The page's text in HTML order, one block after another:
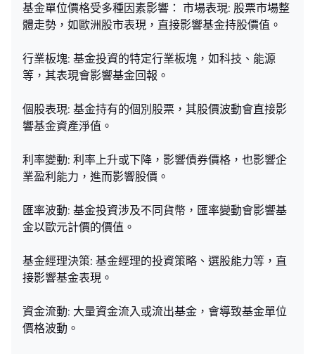
基金單位價格受多種因素影響： 市場表現: 股票市場整
體走勢，如歐洲股市表現，直接影響基金持股價值。
行業板塊: 基金投資的特定行業板塊，如科技、能源
等，其表現會影響基金回報。
個股表現: 基金持有的個別股票，其股價波動會直接影
響基金資產淨值。
利率變動: 利率上升或下降，影響債券價格，也影響企
業盈利能力，進而影響股價。
匯率波動: 基金投資涉及不同貨幣，匯率變動會影響基
金以歐元計價的價值。
基金經理決策: 基金經理的投資策略、選股能力等，直
接影響基金表現。
資金流動: 大量資金流入或流出基金，會導致基金單位
價格波動。